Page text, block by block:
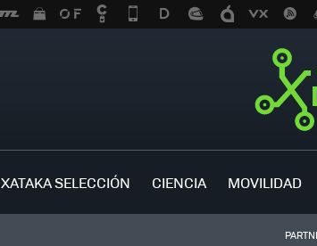
XATAKA SELECCIÓN CIENCIA MOVILIDAD